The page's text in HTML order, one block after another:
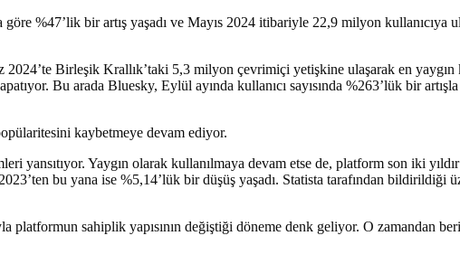
%47’lik bir artış yaşadı ve Mayıs 2024 itibariyle 22,9 milyon kullanıcıya
Birleşik Krallık’taki 5,3 milyon çevrimiçi yetişkine ulaşarak en
Bu arada Bluesky, Eylül ayında kullanıcı sayısında %263’lük bir
kaybetmeye devam ediyor.
yansıtıyor. Yaygın olarak kullanılmaya devam etse de, platform son iki
bu yana ise %5,14’lük bir düşüş yaşadı. Statista tarafından bildirildiği
platformun sahiplik yapısının değiştiği döneme denk geliyor. O zamandan